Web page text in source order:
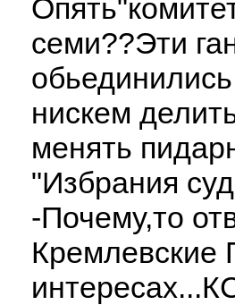
семи??Эти
нискем
менять
"Избрания
-Почему,то
Кремлевские